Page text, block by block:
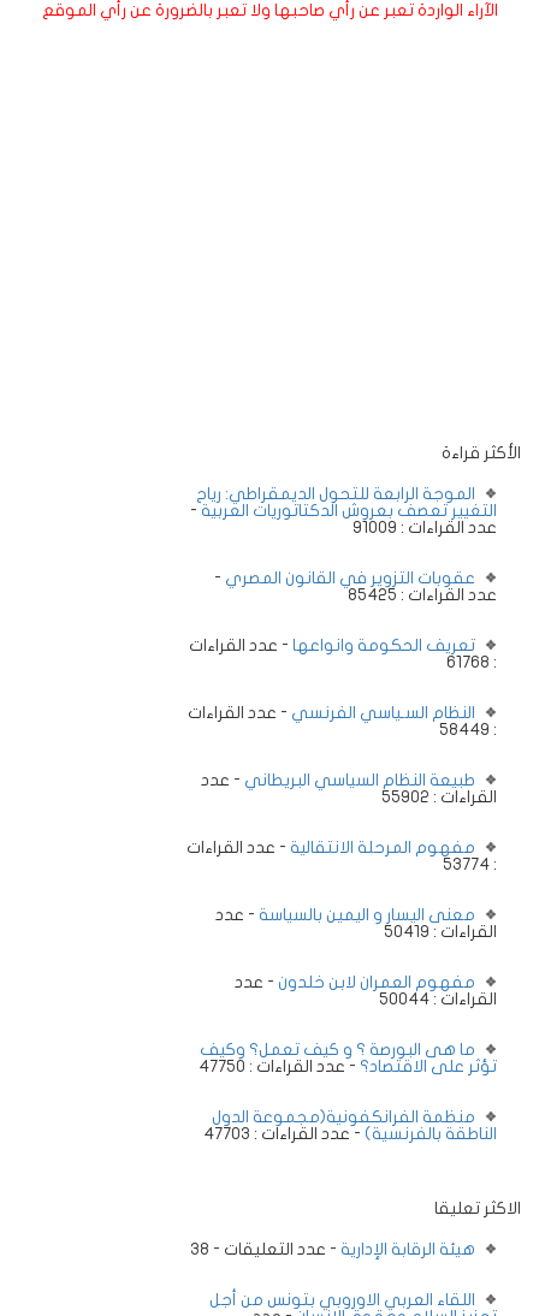
الآراء الواردة تعبر عن رأي صاحبها ولا تعبر بالضرورة عن رأي الموقع
الأكثر قراءة
الموجة الرابعة للتحول الديمقراطي: رياح
التغيير تعصف بعروش الدكتاتوريات العربية -
عدد القراءات : 91009
عقوبات التزوير في القانون المصري -
عدد القراءات : 85425
تعريف الحكومة وانواعها - عدد القراءات
: 61768
النظام السـياسي الفرنسي - عدد القراءات
: 58449
طبيعة النظام السياسي البريطاني - عدد
القراءات : 55902
مفهوم المرحلة الانتقالية - عدد القراءات
: 53774
معنى اليسار و اليمين بالسياسة - عدد
القراءات : 50419
مفهوم العمران لابن خلدون - عدد
القراءات : 50044
ما هى البورصة ؟ و كيف تعمل؟ وكيف
تؤثر على الاقتصاد؟ - عدد القراءات : 47750
منظمة الفرانكفونية(مجموعة الدول
الناطقة بالفرنسية) - عدد القراءات : 47703
الاكثر تعليقا
هيئة الرقابة الإدارية - عدد التعليقات - 38
اللقاء العربي الاوروبي بتونس من أجل